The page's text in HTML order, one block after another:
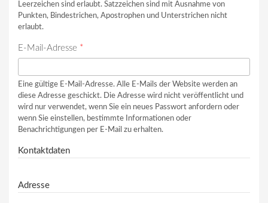
Leerzeichen sind erlaubt. Satzzeichen sind mit Ausnahme von
Punkten, Bindestrichen, Apostrophen und Unterstrichen nicht
erlaubt.
E-Mail-Adresse *
Eine gültige E-Mail-Adresse. Alle E-Mails der Website werden an
diese Adresse geschickt. Die Adresse wird nicht veröffentlicht und
wird nur verwendet, wenn Sie ein neues Passwort anfordern oder
wenn Sie einstellen, bestimmte Informationen oder
Benachrichtigungen per E-Mail zu erhalten.
Kontaktdaten
Adresse